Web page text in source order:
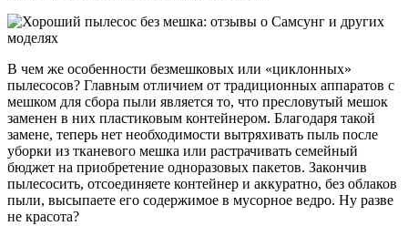
В чем же особенности безмешковых или «циклонных»
пылесосов? Главным отличием от традиционных аппаратов с
мешком для сбора пыли является то, что пресловутый мешок
заменен в них пластиковым контейнером. Благодаря такой
замене, теперь нет необходимости вытряхивать пыль после
уборки из тканевого мешка или растрачивать семейный
бюджет на приобретение одноразовых пакетов. Закончив
пылесосить, отсоединяете контейнер и аккуратно, без облаков
пыли, высыпаете его содержимое в мусорное ведро. Ну разве
не красота?